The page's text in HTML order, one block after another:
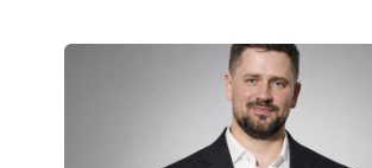
КОТОРЫЕ
РАЗВИВАЮТ
ТЕХНОЛОГИЧЕСКОЕ
ОБРАЗОВАНИЕ